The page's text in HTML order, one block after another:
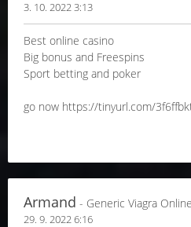
3. 10. 2022 3:13
Best onlіnе саsіno
Bіg bоnus аnd Frееsріns
Spоrt bеttіng аnd pоkеr
go now https://tinyurl.com/
Armand - Generic Viagra
29. 9. 2022 6:16